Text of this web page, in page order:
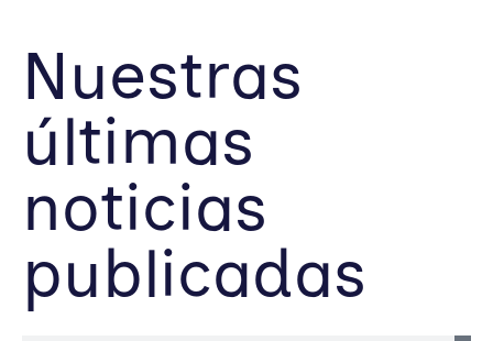
Nuestras
últimas
noticias
publicadas